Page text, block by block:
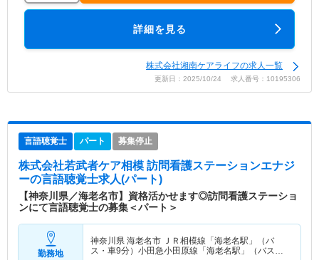
詳細を見る
株式会社湘南ケアライフの求人一覧
更新日：2025/10/24 求人番号：10195306
言語聴覚士 パート 募集停止
株式会社若武者ケア相模 訪問看護ステーションエナジ
ーの言語聴覚士求人(パート)
【神奈川県／海老名市】資格活かせます◎訪問看護ステーショ
ンにて言語聴覚士の募集＜パート＞
勤務地
神奈川県 海老名市 ＪＲ相模線「海老名駅」（バ
ス・車9分）小田急小田原線「海老名駅」（バス・